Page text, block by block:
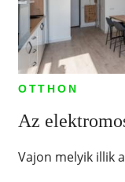
OTTHON
Az
Vajon melyik illik